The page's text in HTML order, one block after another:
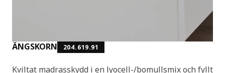
ÄNGSKORN 204.619.91
Kviltat madrasskydd i en lyocell-/bomullsmix och fyllt